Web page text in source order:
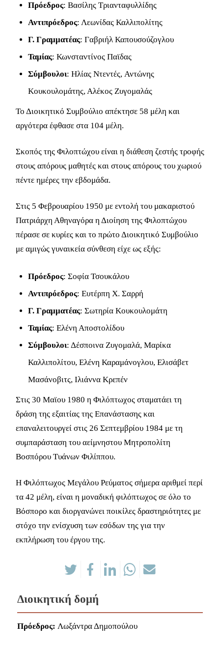
Διοικητική δομή
Πρόεδρος: Λωξάντρα Δημοπούλου
Πρόεδρος: Βασίλης Τριανταφυλλίδης
Αντιπρόεδρος: Λεωνίδας Καλλιπολίτης
Γ. Γραμματέας: Γαβριήλ Καπουσούζογλου
Ταμίας: Κωνσταντίνος Παϊδας
Σύμβουλοι: Ηλίας Ντεντές, Αντώνης
Κουκουλομάτης, Αλέκος Ζυγομαλάς
Το Διοικητικό Συμβούλιο απέκτησε 58 μέλη και
αργότερα έφθασε στα 104 μέλη.
Σκοπός της Φιλοπτώχου είναι η διάθεση ζεστής τροφής
στους απόρους μαθητές και στους απόρους του χωριού
πέντε ημέρες την εβδομάδα.
Στις 5 Φεβρουαρίου 1950 με εντολή του μακαριστού
Πατριάρχη Αθηναγόρα η Διοίηση της Φιλοπτώχου
πέρασε σε κυρίες και το πρώτο Διοικητικό Συμβούλιο
με αμιγώς γυναικεία σύνθεση είχε ως εξής:
Πρόεδρος: Σοφία Τσουκάλου
Αντιπρόεδρος: Ευτέρπη Χ. Σαρρή
Γ. Γραμματέας: Σωτηρία Κουκουλομάτη
Ταμίας: Ελένη Αποστολίδου
Σύμβουλοι: Δέσποινα Ζυγομαλά, Μαρίκα
Καλλιπολίτου, Ελένη Καραμάνογλου, Ελισάβετ
Μασάνοβιτς, Ιλιάννα Κρεπέν
Στις 30 Μαϊου 1980 η Φιλόπτωχος σταματάει τη
δράση της εξαιτίας της Επανάστασης και
επαναλειτουργεί στις 26 Σεπτεμβρίου 1984 με τη
συμπαράσταση του αείμνηστου Μητροπολίτη
Βοσπόρου Τυάνων Φιλίππου.
Η Φιλόπτωχος Μεγάλου Ρεύματος σήμερα αριθμεί περί
τα 42 μέλη, είναι η μοναδική φιλόπτωχος σε όλο το
Βόσπορο και διοργανώνει ποικίλες δραστηριότητες με
στόχο την ενίσχυση των εσόδων της για την
εκπλήρωση του έργου της.